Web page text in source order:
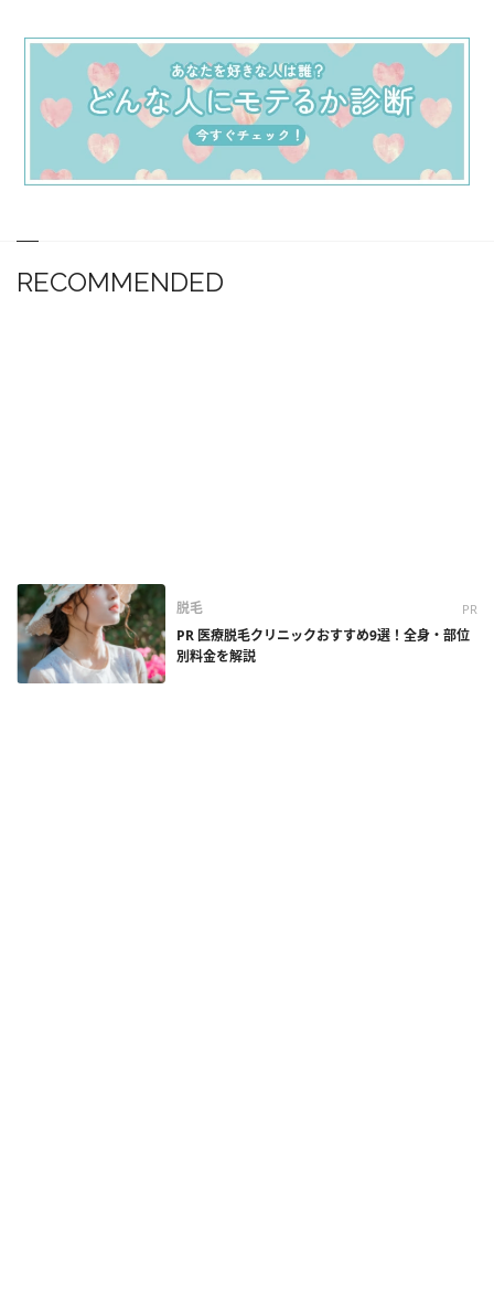
RECOMMENDED
脱毛 PR
PR 医療脱毛クリニックおすすめ9選！全身・部位
別料金を解説